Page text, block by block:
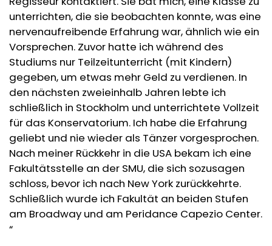
unterrichten, die sie beobachten konnte, was eine
nervenaufreibende Erfahrung war, ähnlich wie ein
Vorsprechen. Zuvor hatte ich während des
Studiums nur Teilzeitunterricht (mit Kindern)
gegeben, um etwas mehr Geld zu verdienen. In
den nächsten zweieinhalb Jahren lebte ich
schließlich in Stockholm und unterrichtete Vollzeit
für das Konservatorium. Ich habe die Erfahrung
geliebt und nie wieder als Tänzer vorgesprochen.
Nach meiner Rückkehr in die USA bekam ich eine
Fakultätsstelle an der SMU, die sich sozusagen
schloss, bevor ich nach New York zurückkehrte.
Schließlich wurde ich Fakultät an beiden Stufen
am Broadway und am Peridance Capezio Center.
“